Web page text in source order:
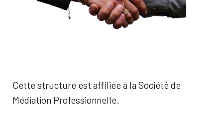
Cette structure est affiliée à la Société de
Médiation Professionnelle.